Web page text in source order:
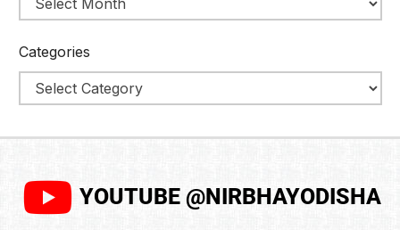
Categories
YOUTUBE @NIRBHAYODISHA